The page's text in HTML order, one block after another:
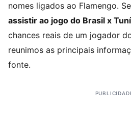
nomes ligados ao Flamengo.
assistir ao jogo do Brasil x
chances reais de um jogador
reunimos as principais
fonte.